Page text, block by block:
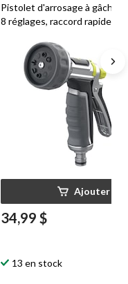
Pistolet d'arrosage à
8 réglages, raccord rapide
Ajouter
34,99 $
13 en stock